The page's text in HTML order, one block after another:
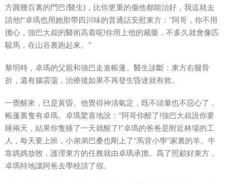
方圓幾百裏的門巴(醫生)，比你更重的傷他都能治好，我這就去
請他!”卓瑪也用她那帶四川味的普通話安慰東方：“阿哥，你不用
擔心，強巴大叔的醫術高着呢!你用上他的藏藥，不多久就會像匹
駿馬，在山谷裏跑起來。”
黎明時，卓瑪的父親和強巴走進帳蓬。醫生診斷：東方右腿骨
折，還有腦震蕩，治療後如果不再發生昏迷就有救。
一覺醒來，巳是黃昏。他覺得神清氣定，既不頭暈也不惡心了，
帳蓬裏隻有卓瑪。卓瑪驚喜地說：“阿哥你醒了!強巴大叔說你要
睡兩天，結果你隻睡了一天就醒了!”卓瑪的爸爸是附近林場的工
人，每天要上班，小弟弟巴桑也剛上了“馬背小學”家裏的羊、牛
靠媽媽放牧，護理東方的任務就由卓瑪承擔。爲了照顧好東方，
卓瑪特地讓阿爸去學校請了假。